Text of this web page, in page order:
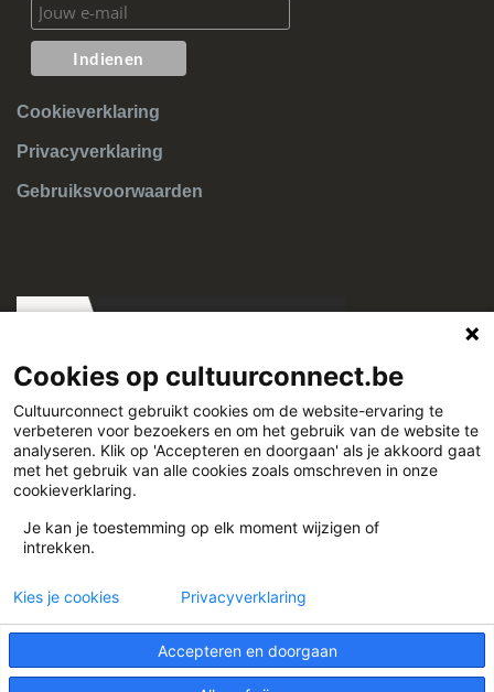
Cookieverklaring
Privacyverklaring
Gebruiksvoorwaarden
Cultuurconnect
www.cultuurconnect.be
Cookies op cultuurconnect.be
Cultuurconnect gebruikt cookies om de website-ervaring te
verbeteren voor bezoekers en om het gebruik van de website te
analyseren. Klik op 'Accepteren en doorgaan' als je akkoord gaat
met het gebruik van alle cookies zoals omschreven in onze
cookieverklaring.
Je kan je toestemming op elk moment wijzigen of
intrekken.
Accepteren en doorgaan
Kies je cookies Privacyverklaring